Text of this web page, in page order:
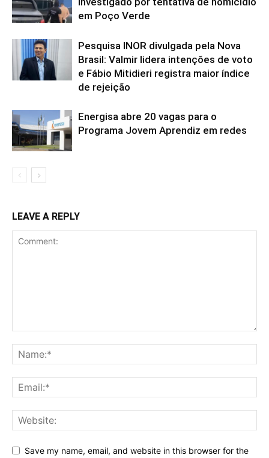
em Poço Verde
Pesquisa INOR divulgada pela Nova
Brasil: Valmir lidera intenções de voto
e Fábio Mitidieri registra maior índice
de rejeição
Energisa abre 20 vagas para o
Programa Jovem Aprendiz em redes
LEAVE A REPLY
Save my name, email, and website in this browser for the